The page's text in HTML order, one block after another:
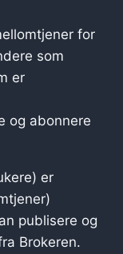
for
som
er
og abonnere
er
publisere og
Brokeren.